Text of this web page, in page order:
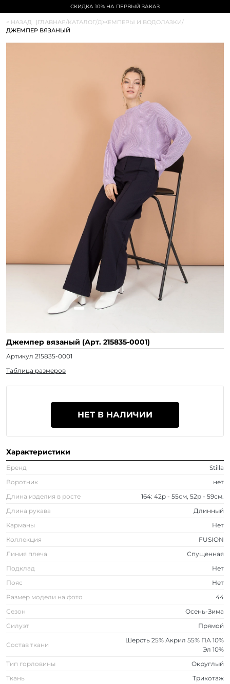
СКИДКА 10% НА ПЕРВЫЙ ЗАКАЗ
< НАЗАД |ГЛАВНАЯ/КАТАЛОГ/ДЖЕМПЕРЫ И ВОДОЛАЗКИ/
ДЖЕМПЕР ВЯЗАНЫЙ
Джемпер вязаный (Арт. 215835-0001)
Артикул 215835-0001
Таблица размеров
НЕТ В НАЛИЧИИ
Характеристики
Бренд
Stilla
Воротник
нет
Длина изделия в росте
164: 42р - 55см, 52р - 59см.
Длина рукава
Длинный
Карманы
Нет
Коллекция
FUSION
Линия плеча
Спущенная
Подклад
Нет
Пояс
Нет
Размер модели на фото
44
Сезон
Осень-Зима
Силуэт
Прямой
Состав ткани
Шерсть 25% Акрил 55% ПА 10%
Эл 10%
Тип горловины
Округлый
Ткань
Трикотаж